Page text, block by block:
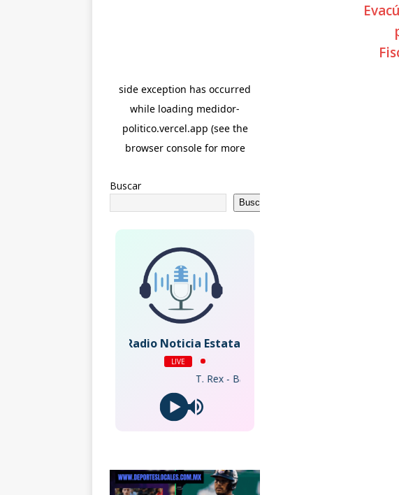
Buscar
Buscar
Radio Noticia Estatal
LIVE
T. Rex - Bang a Gong (Get It On) (2003 Remaster)